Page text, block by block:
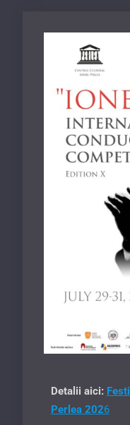
Detalii aici:
Perlea 2026